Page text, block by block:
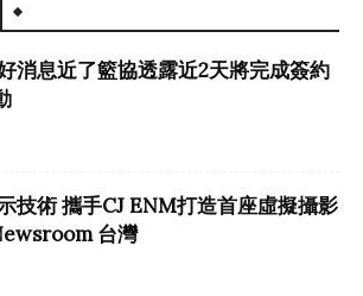
消息近了籃協透露近2天將完成簽約
技術 攜手CJ ENM打造首座虛擬攝影
台灣